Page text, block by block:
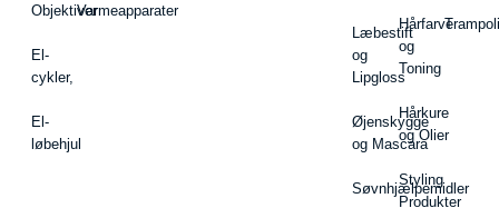
Objektiver
El-
cykler,
El-
løbehjul
Varmeapparater
Læbestift
og
Lipgloss
Øjenskygge
og Mascara
Søvnhjælpemidler
Hårfarve
og
Toning
Hårkure
og Olier
Styling
Produkter